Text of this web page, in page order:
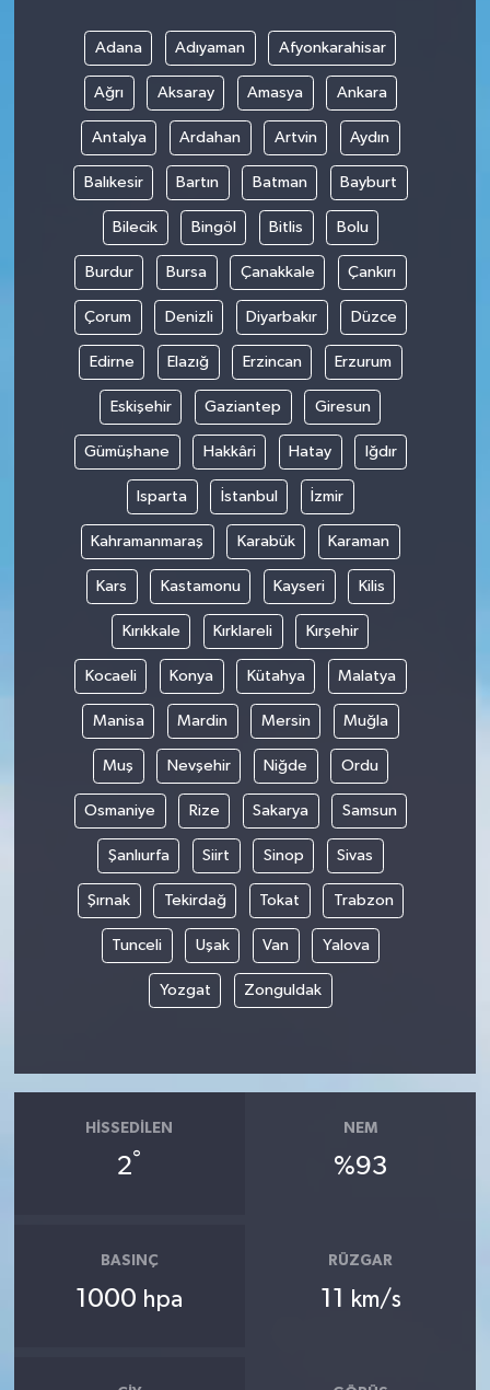
Adana Adıyaman Afyonkarahisar
Ağrı Aksaray Amasya Ankara
Antalya Ardahan Artvin Aydın
Balıkesir Bartın Batman Bayburt
Bilecik Bingöl Bitlis Bolu
Burdur Bursa Çanakkale Çankırı
Çorum Denizli Diyarbakır Düzce
Edirne Elazığ Erzincan Erzurum
Eskişehir Gaziantep Giresun
Gümüşhane Hakkâri Hatay Iğdır
Isparta İstanbul İzmir
Kahramanmaraş Karabük Karaman
Kars Kastamonu Kayseri Kilis
Kırıkkale Kırklareli Kırşehir
Kocaeli Konya Kütahya Malatya
Manisa Mardin Mersin Muğla
Muş Nevşehir Niğde Ordu
Osmaniye Rize Sakarya Samsun
Şanlıurfa Siirt Sinop Sivas
Şırnak Tekirdağ Tokat Trabzon
Tunceli Uşak Van Yalova
Yozgat Zonguldak
HISSEDILEN
2°
NEM
%93
BASINÇ
1000 hpa
RÜZGAR
11 km/s